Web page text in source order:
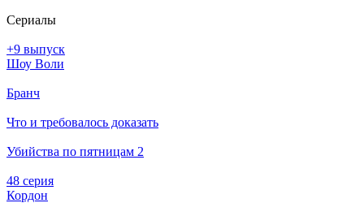
Се­риа­лы
+9 выпуск
Шоу Воли
Бранч
Что и требовалось доказать
Убийства по пятницам 2
48 серия
Кордон